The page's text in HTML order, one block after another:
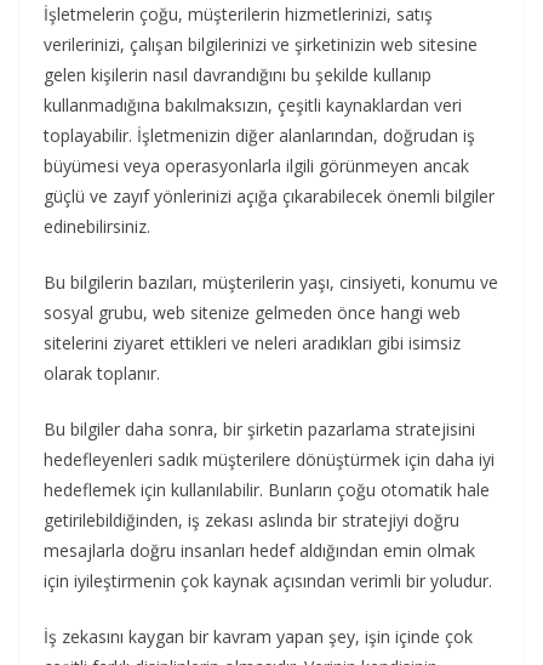
İşletmelerin çoğu, müşterilerin hizmetlerinizi, satış
verilerinizi, çalışan bilgilerinizi ve şirketinizin web sitesine
gelen kişilerin nasıl davrandığını bu şekilde kullanıp
kullanmadığına bakılmaksızın, çeşitli kaynaklardan veri
toplayabilir. İşletmenizin diğer alanlarından, doğrudan iş
büyümesi veya operasyonlarla ilgili görünmeyen ancak
güçlü ve zayıf yönlerinizi açığa çıkarabilecek önemli bilgiler
edinebilirsiniz.
Bu bilgilerin bazıları, müşterilerin yaşı, cinsiyeti, konumu ve
sosyal grubu, web sitenize gelmeden önce hangi web
sitelerini ziyaret ettikleri ve neleri aradıkları gibi isimsiz
olarak toplanır.
Bu bilgiler daha sonra, bir şirketin pazarlama stratejisini
hedefleyenleri sadık müşterilere dönüştürmek için daha iyi
hedeflemek için kullanılabilir. Bunların çoğu otomatik hale
getirilebildiğinden, iş zekası aslında bir stratejiyi doğru
mesajlarla doğru insanları hedef aldığından emin olmak
için iyileştirmenin çok kaynak açısından verimli bir yoludur.
İş zekasını kaygan bir kavram yapan şey, işin içinde çok